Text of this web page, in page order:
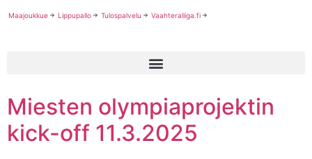
Maajoukkue Lippupallo Tulospalvelu Vaahteraliiga.fi
Miesten olympiaprojektin
kick-off 11.3.2025